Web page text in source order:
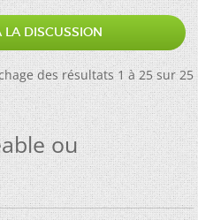
LA DISCUSSION
des résultats 1 à 25 sur 25
ou